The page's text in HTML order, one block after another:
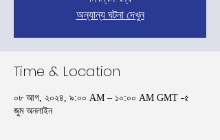
অন্যান্য ঘটনা দেখুন
Time & Location
০৮ আগ, ২০২৪, ৯:০০ AM – ১০:০০ AM GMT -৫
জুম অনলাইন